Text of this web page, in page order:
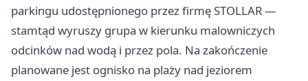
parkingu udostępnionego przez firmę STOLLAR —
stamtąd wyruszy grupa w kierunku malowniczych
odcinków nad wodą i przez pola. Na zakończenie
planowane jest ognisko na plaży nad jeziorem